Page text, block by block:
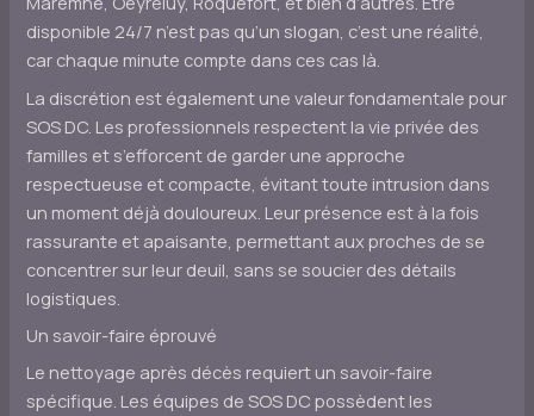
disponible 24/7 n’est pas qu’un slogan, c’est une réalité,
car chaque minute compte dans ces cas là.
La discrétion est également une valeur fondamentale pour
SOS DC. Les professionnels respectent la vie privée des
familles et s’efforcent de garder une approche
respectueuse et compacte, évitant toute intrusion dans
un moment déjà douloureux. Leur présence est à la fois
rassurante et apaisante, permettant aux proches de se
concentrer sur leur deuil, sans se soucier des détails
logistiques.
Un savoir-faire éprouvé
Le nettoyage après décès requiert un savoir-faire
spécifique. Les équipes de SOS DC possèdent les